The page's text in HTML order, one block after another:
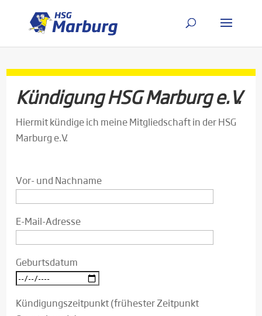
Kündigung HSG Marburg e.V.
Hiermit kündige ich meine Mitgliedschaft in der HSG
Marburg e.V.
Vor- und Nachname
E-Mail-Adresse
Geburtsdatum
Kündigungszeitpunkt (frühester Zeitpunkt